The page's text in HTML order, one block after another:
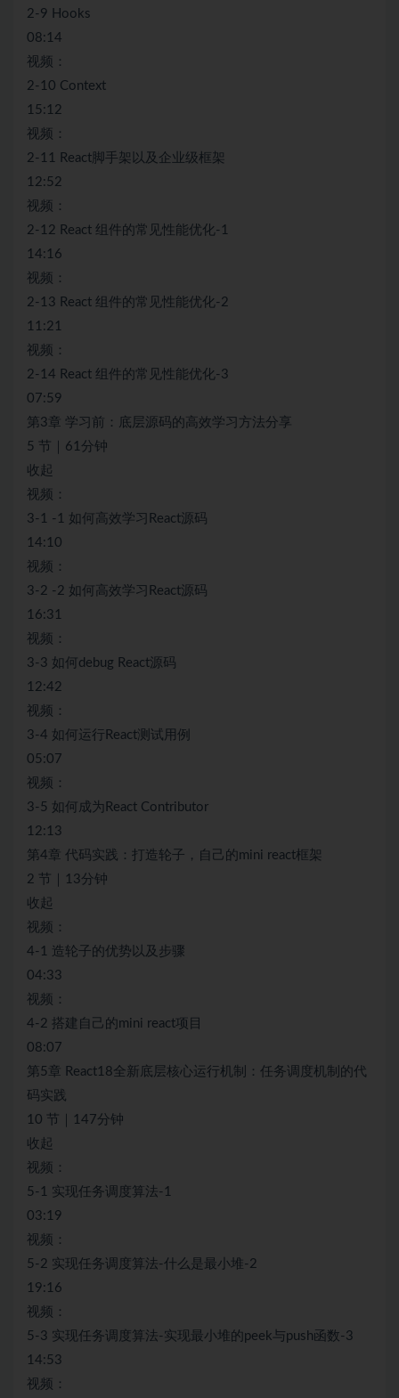
2-9 Hooks
08:14
视频：
2-10 Context
15:12
视频：
2-11 React脚手架以及企业级框架
12:52
视频：
2-12 React 组件的常见性能优化-1
14:16
视频：
2-13 React 组件的常见性能优化-2
11:21
视频：
2-14 React 组件的常见性能优化-3
07:59
第3章 学习前：底层源码的高效学习方法分享
5 节｜61分钟
收起
视频：
3-1 -1 如何高效学习React源码
14:10
视频：
3-2 -2 如何高效学习React源码
16:31
视频：
3-3 如何debug React源码
12:42
视频：
3-4 如何运行React测试用例
05:07
视频：
3-5 如何成为React Contributor
12:13
第4章 代码实践：打造轮子，自己的mini react框架
2 节｜13分钟
收起
视频：
4-1 造轮子的优势以及步骤
04:33
视频：
4-2 搭建自己的mini react项目
08:07
第5章 React18全新底层核心运行机制：任务调度机制的代
码实践
10 节｜147分钟
收起
视频：
5-1 实现任务调度算法-1
03:19
视频：
5-2 实现任务调度算法-什么是最小堆-2
19:16
视频：
5-3 实现任务调度算法-实现最小堆的peek与push函数-3
14:53
视频：